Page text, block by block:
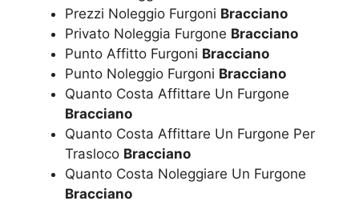
Prezzi Noleggio Furgoni Bracciano
Privato Noleggia Furgone Bracciano
Punto Affitto Furgoni Bracciano
Punto Noleggio Furgoni Bracciano
Quanto Costa Affittare Un Furgone
Bracciano
Quanto Costa Affittare Un Furgone Per
Trasloco Bracciano
Quanto Costa Noleggiare Un Furgone
Bracciano